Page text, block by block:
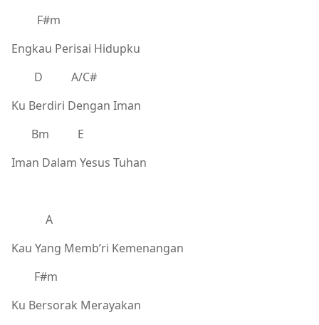
F#m
Engkau Perisai Hidupku
D A/C#
Ku Berdiri Dengan Iman
Bm E
Iman Dalam Yesus Tuhan
A
Kau Yang Memb’ri Kemenangan
F#m
Ku Bersorak Merayakan